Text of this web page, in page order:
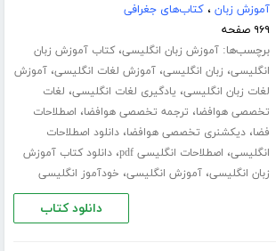
آموزش زبان ،کتاب‌های جغرافی
۹۶۹ صفحه
برچسب‌ها:آموزش زبان انگلیسی،کتاب آموزش زبان
انگلیسی، زبان انگلیسی،آموزش لغات انگلیسی،آموزش
لغات زبان انگلیسی، یادگیری لغات انگلیسی، لغات
تخصصی هوافضا، ترجمه تخصصی هوافضا، اصطلاحات
فضا،دیکشنری تخصصی هوافضا،دانلود اصطلاحات
انگلیسی، اصطلاحات انگلیسی pdf ،دانلود کتاب آموزش
زبان انگلیسی،آموزش انگلیسی، خودآموز انگلیسی
دانلود کتاب